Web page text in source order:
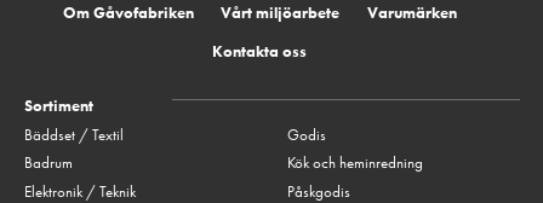
Om Gåvofabriken Vårt miljöarbete
Varumärken
Kontakta oss
Sortiment
Bäddset / Textil
Badrum
Elektronik / Teknik
Godis
Kök och heminredning
Påskgodis